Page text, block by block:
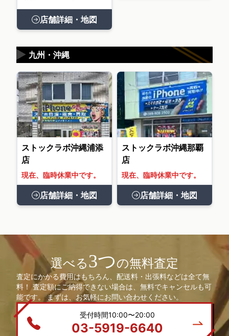
店舗詳細・地図
九州・沖縄
▶
ストックラボ沖縄浦添
店
現在、臨時休業中です。
店舗詳細・地図
ストックラボ沖縄那覇
店
現在、臨時休業中です。
店舗詳細・地図
選べる3つの無料査定
査定にかかる費用はもちろん、配送料・出張料などは全て無
料！ 査定額にご納得できない場合は、無料でキャンセルも可
能です。 まずは、お気軽にお問い合わせください。
受付時間10:00〜20:00
03-5919-6640